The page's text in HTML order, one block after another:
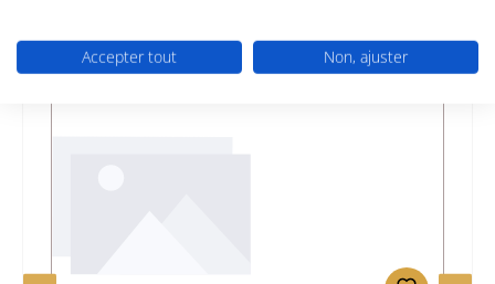
Ignorer la galerie de produits
Prod. similaires
Accepter tout Non, ajuster